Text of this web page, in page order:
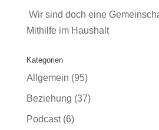
Wir sind doch eine
Mithilfe im Haushalt
Kategorien
Allgemein (95)
Beziehung (37)
Podcast(6)